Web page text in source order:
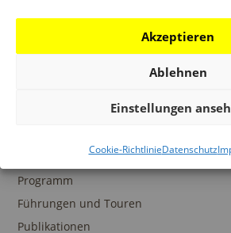
Akzeptieren
Ablehnen
Einstellungen
Cookie-RichtlinieDatenschutz
Ausstellungen
Programm
Führungen und Touren
Publikationen